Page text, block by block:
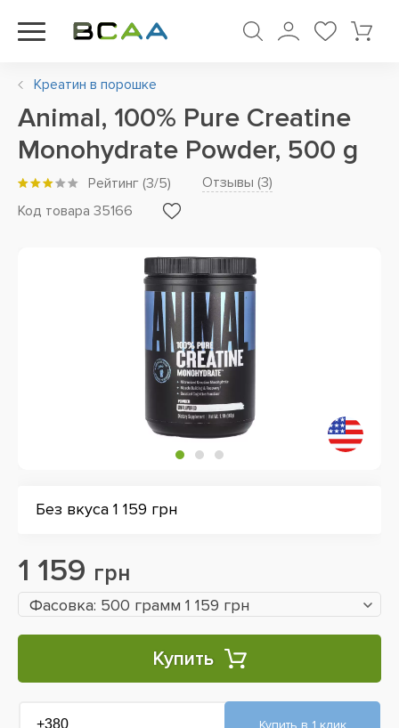
Креатин в порошке
Animal, 100% Pure Creatine
Monohydrate Powder, 500 g
Рейтинг (3/5) Отзывы (3)
Код товара 35166
Без вкуса 1 159 грн
1 159 грн
Фасовка: 500 грамм 1 159 грн
Купить